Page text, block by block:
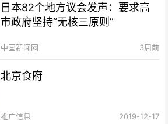
日本82个地方议会发声：要求高
市政府坚持“无核三原则”
中国新闻网 3周前
北京食府
推广信息 2019-12-17